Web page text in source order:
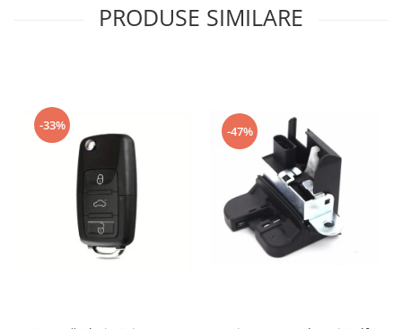
PRODUSE SIMILARE
-33% -47%